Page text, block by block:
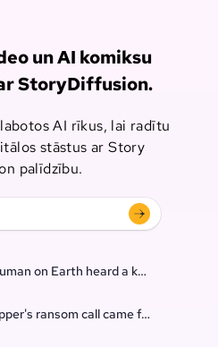
un AI komiksu
StoryDiffusion.
AI rīkus, lai radītu
stāstus ar Story
palīdzību.
on Earth heard a knock at the
ransom call came from inside